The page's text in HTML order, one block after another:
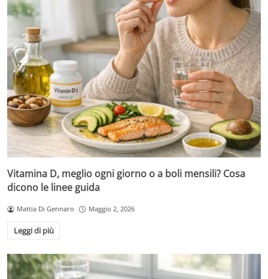
Vitamina D, meglio ogni giorno o a boli mensili? Cosa
dicono le linee guida
Mattia Di Gennaro Maggio 2, 2026
Leggi di più